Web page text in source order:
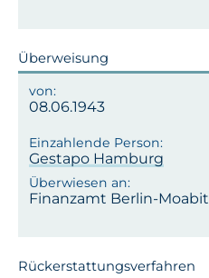
Überweisung
08.06.1943
Gestapo Hamburg
Finanzamt Berlin-Moabit
Rückerstattungsverfahren